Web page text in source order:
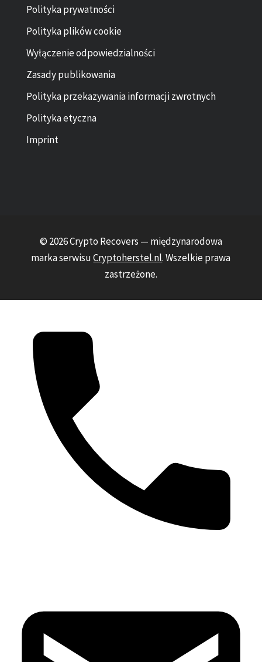
Polityka prywatności
Polityka plików cookie
Wyłączenie odpowiedzialności
Zasady publikowania
Polityka przekazywania informacji zwrotnych
Polityka etyczna
Imprint
© 2026 Crypto Recovers — międzynarodowa
marka serwisuCryptoherstel.nl. Wszelkie prawa
zastrzeżone.